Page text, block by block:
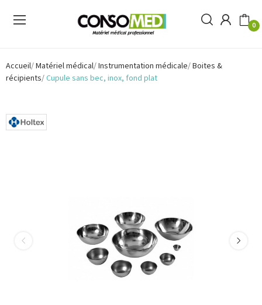
0
Accueil Matériel médical Instrumentation médicale Boites &
récipients Cupule sans bec, inox, fond plat